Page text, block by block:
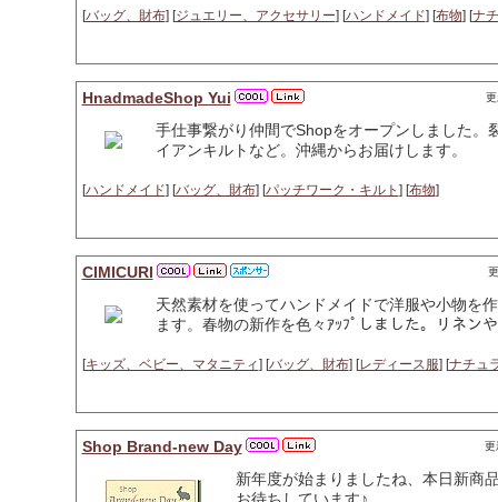
[バッグ、財布] [ジュエリー、アクセサリー] [ハンドメイド] [布物] [ナ
HnadmadeShop Yui
手仕事繋がり仲間でShopをオープンしました
イアンキルトなど。沖縄からお届けします。
[ハンドメイド] [バッグ、財布] [パッチワーク・キルト ] [布物]
CIMICURI
天然素材を使ってハンドメイドで洋服や小物を
ます。春物の新作を色々ｱｯﾌﾟしました。リネン
[キッズ、ベビー、マタニティ] [バッグ、財布] [レディース服] [ナチュ
Shop Brand-new Day 更
新年度が始まりましたね、本日新商